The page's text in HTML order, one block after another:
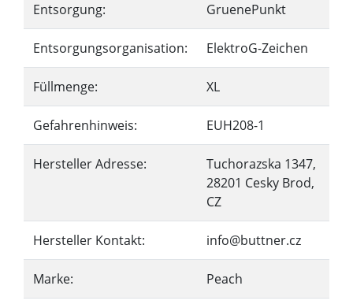
Entsorgung: GruenePunkt
Entsorgungsorganisation: ElektroG-Zeichen
Füllmenge: XL
Gefahrenhinweis: EUH208-1
Hersteller Adresse:
Tuchorazska 1347,
28201 Cesky Brod,
CZ
Hersteller Kontakt: info@buttner.cz
Marke: Peach